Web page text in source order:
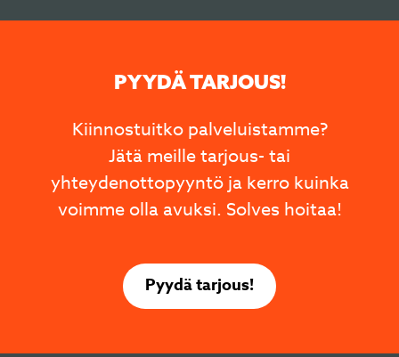
PYYDÄ TARJOUS!
Kiinnostuitko palveluistamme?
Jätä meille tarjous- tai
yhteydenottopyyntö ja kerro kuinka
voimme olla avuksi. Solves hoitaa!
Pyydä tarjous!